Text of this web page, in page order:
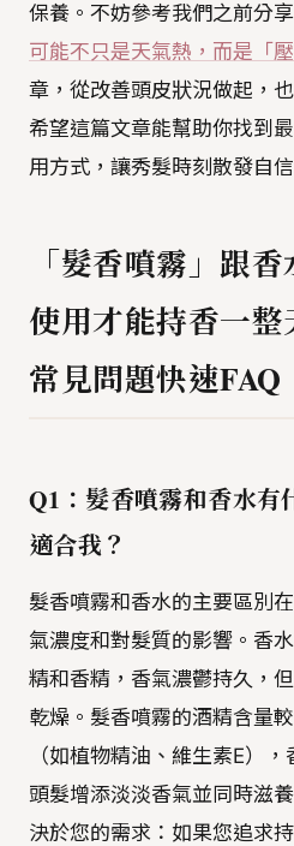
保養。不妨參考我們之前分
可能不只是天氣熱，而是「
章，從改善頭皮狀況做起，
希望這篇文章能幫助你找到
用方式，讓秀髮時刻散發自信
「髮香噴霧」跟
使用才能持香一整
常見問題快速FAQ
Q1：髮香噴霧和香水有
適合我？
髮香噴霧和香水的主要區別
氣濃度和對髮質的影響。香
精和香精，香氣濃鬱持久，
乾燥。髮香噴霧的酒精含量
（如植物精油、維生素E）
頭髮增添淡淡香氣並同時滋
決於您的需求：如果您追求